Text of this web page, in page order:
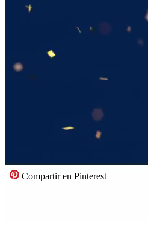
Compartir en Pinterest